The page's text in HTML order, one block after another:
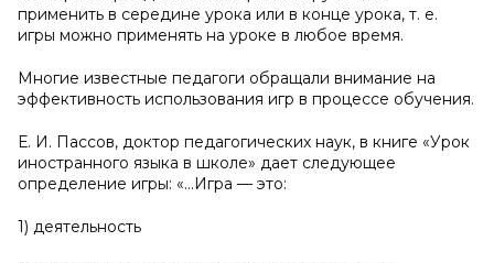
применить в середине урока или в конце урока, т. е.
игры можно применять на уроке в любое время.
Многие известные педагоги обращали внимание на
эффективность использования игр в процессе обучения.
Е. И. Пассов, доктор педагогических наук, в книге «Урок
иностранного языка в школе» дает следующее
определение игры: «…Игра — это:
1) деятельность